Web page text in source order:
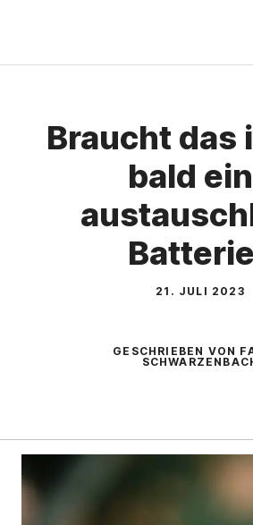
springen
Braucht das
bald
21. JULI 2023
GESCHRIEBEN VON